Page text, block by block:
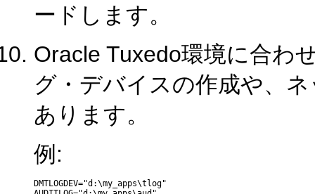
ードします。
Oracle Tuxedo環境に合わ
グ・デバイスの作成や、
あります。
例:
DMTLOGDEV="d:\my_apps\tlog"